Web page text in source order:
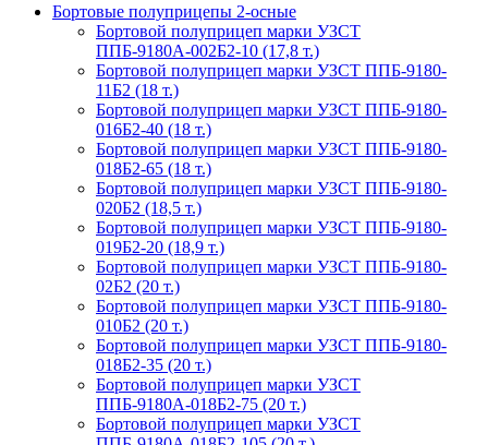
Бортовые полуприцепы 2-осные
Бортовой полуприцеп марки УЗСТ
ППБ-9180А-002Б2-10 (17,8 т.)
Бортовой полуприцеп марки УЗСТ ППБ-9180-
11Б2 (18 т.)
Бортовой полуприцеп марки УЗСТ ППБ-9180-
016Б2-40 (18 т.)
Бортовой полуприцеп марки УЗСТ ППБ-9180-
018Б2-65 (18 т.)
Бортовой полуприцеп марки УЗСТ ППБ-9180-
020Б2 (18,5 т.)
Бортовой полуприцеп марки УЗСТ ППБ-9180-
019Б2-20 (18,9 т.)
Бортовой полуприцеп марки УЗСТ ППБ-9180-
02Б2 (20 т.)
Бортовой полуприцеп марки УЗСТ ППБ-9180-
010Б2 (20 т.)
Бортовой полуприцеп марки УЗСТ ППБ-9180-
018Б2-35 (20 т.)
Бортовой полуприцеп марки УЗСТ
ППБ-9180А-018Б2-75 (20 т.)
Бортовой полуприцеп марки УЗСТ